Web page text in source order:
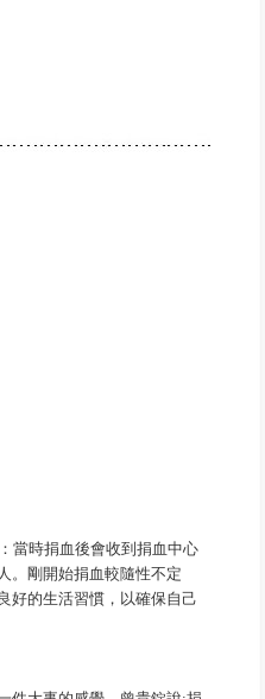
當時捐血後會收到捐血中心
。剛開始捐血較隨性不定
好的生活習慣，以確保自己